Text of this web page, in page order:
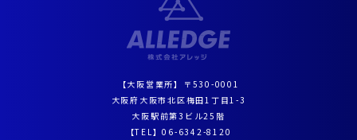
【大阪営業所】〒530-0001
大阪府大阪市北区梅田1丁目1-3
大阪駅前第3ビル25階
【TEL】06-6342-8120